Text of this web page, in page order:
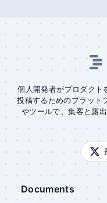
個人開発者がプロダクト
投稿するためのプラット
やツールで、集客と露
Documents